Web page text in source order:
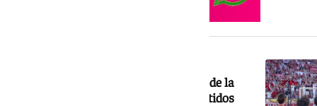
Consulta el calendario del Sevilla FC de la
temporada 2026-2027: fechas de partidos